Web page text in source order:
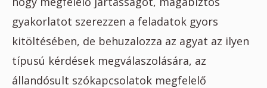
gyakorlatot szerezzen a feladatok gyors
kitöltésében, de behuzalozza az agyat az ilyen
típusú kérdések megválaszolására, az
állandósult szókapcsolatok megfelelő